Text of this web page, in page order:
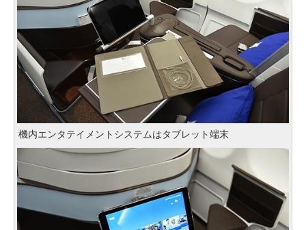
機内エンタテイメントシステムはタブレット端末